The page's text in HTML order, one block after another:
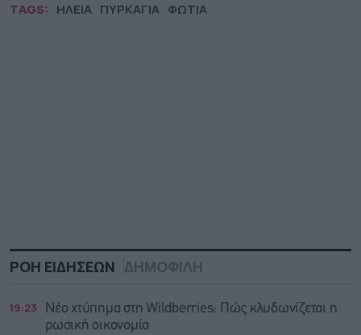
TAGS: ΗΛΕΙΑ ΠΥΡΚΑΓΙΑ ΦΩΤΙΑ
ΡΟΗ ΕΙΔΗΣΕΩΝ ΔΗΜΟΦΙΛΗ
19:23
Νέο χτύπημα στη Wildberries: Πώς κλυδωνίζεται η
ρωσική οικονομία